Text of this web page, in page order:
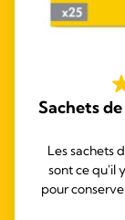
Sachets
Les sachets
sont ce qu'il
pour